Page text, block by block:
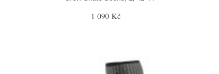
1 090 Kč